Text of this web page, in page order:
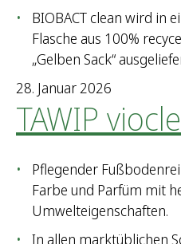
BIOBACT clean wird in
Flasche aus 100%
„Gelben Sack“
28. Januar 2026
TAWIP
Pflegender
Farbe und Parfüm mit
Umwelteigenschaften.
In allen marktüblichen